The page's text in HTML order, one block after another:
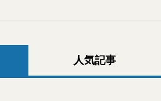
人気記事